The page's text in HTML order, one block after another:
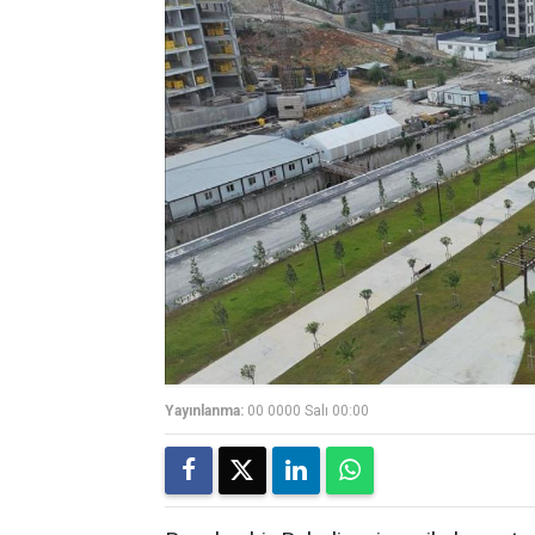
Yayınlanma: 00 0000 Salı 00:00